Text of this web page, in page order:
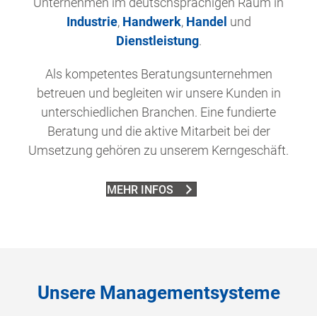
Industrie, Handwerk, Handel und
Dienstleistung.
Als kompetentes Beratungsunternehmen
betreuen und begleiten wir unsere Kunden in
unterschiedlichen Branchen. Eine fundierte
Beratung und die aktive Mitarbeit bei der
Umsetzung gehören zu unserem Kerngeschäft.
MEHR INFOS
Unsere Managementsysteme